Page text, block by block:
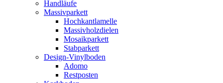
Handläufe
Massivparkett
Hochkantlamelle
Massivholzdielen
Mosaikparkett
Stabparkett
Design-Vinylboden
Adomo
Restposten